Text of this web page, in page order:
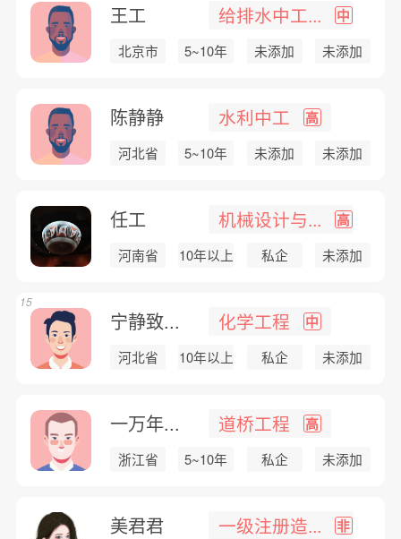
王工 给排水中工... 中
北京市 5~10年 未添加 未添加
陈静静 水利中工 高
河北省 5~10年 未添加 未添加
任工 机械设计与... 高
河南省 10年以上 私企 未添加
宁静致... 化学工程 中
河北省 10年以上 私企 未添加
15
一万年... 道桥工程 高
浙江省 5~10年 私企 未添加
美君君 一级注册造... 非